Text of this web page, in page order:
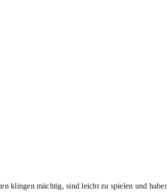
klingen mächtig, sind leicht zu spielen und